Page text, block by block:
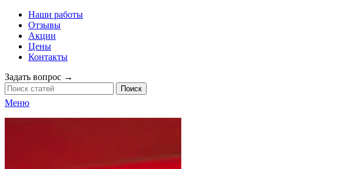
Наши работы
Отзывы
Акции
Цены
Контакты
Задать вопрос →
Поиск
Меню